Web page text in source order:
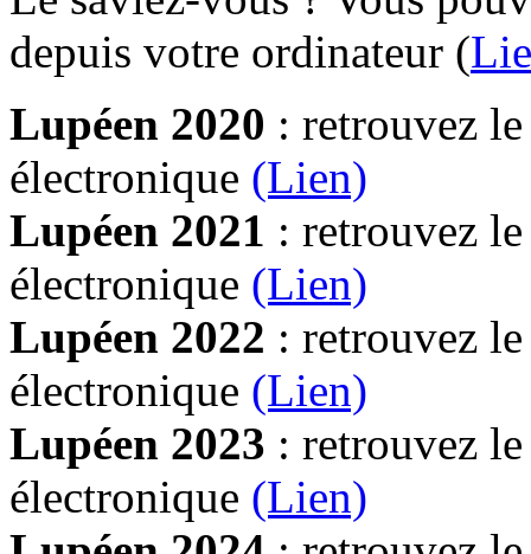
depuis votre ordinateur (
Lupéen 2020 : retrouvez
électronique (Lien)
Lupéen 2021 : retrouvez
électronique (Lien)
Lupéen 2022 : retrouvez
électronique (Lien)
Lupéen 2023 : retrouvez
électronique (Lien)